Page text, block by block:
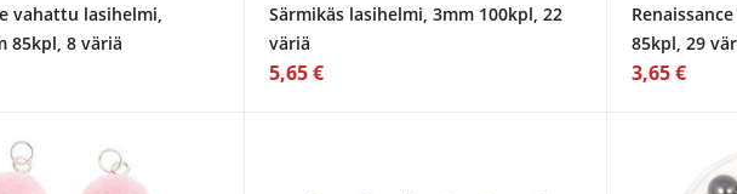
vahattu lasihelmi,
85kpl, 8 väriä
Särmikäs lasihelmi, 3mm 100kpl, 22
väriä
5,65 €
85kpl, 29
3,65 €